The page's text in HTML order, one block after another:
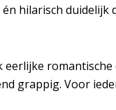
hilarisch duidelijk
romantische
grappig. Voor